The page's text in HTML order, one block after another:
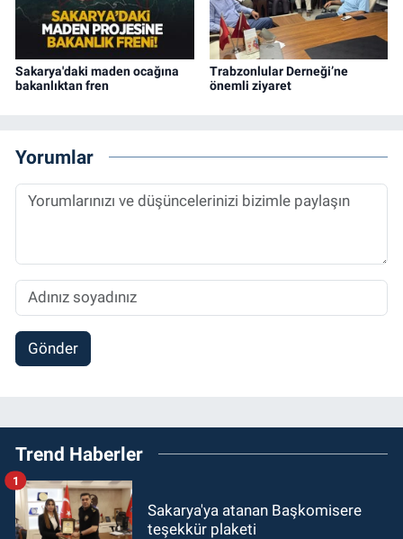
Sakarya'daki maden ocağına
bakanlıktan fren
Trabzonlular Derneği’ne
önemli ziyaret
Yorumlar
Gönder
Trend Haberler
Sakarya'ya atanan Başkomisere
teşekkür plaketi
1